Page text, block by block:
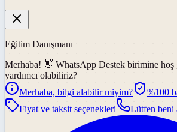
Eğitim Danışmanı
Merhaba! 👋 WhatsApp Destek birimine hoş
yardımcı olabiliriz?
Merhaba, bilgi alabilir miyim?
%100
Fiyat ve taksit seçenekleri
Lütfen beni